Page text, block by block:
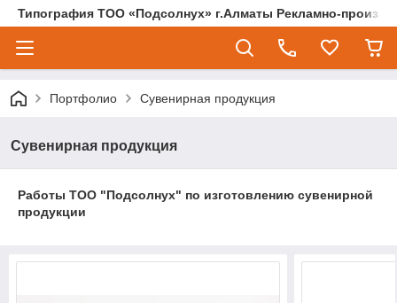
Типография ТОО «Подсолнух» г.Алматы Рекламно-
Портфолио Сувенирная продукция
Сувенирная продукция
Работы ТОО "Подсолнух" по изготовлению сувенирной
продукции